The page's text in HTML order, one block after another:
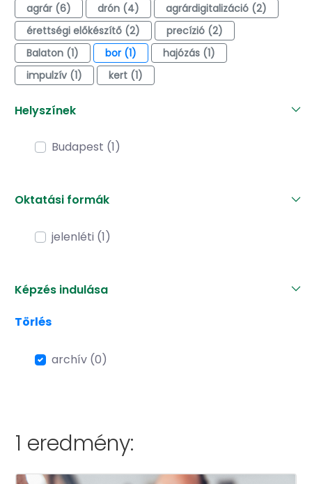
agrár (6) drón (4)
agrárdigitalizáció (2)
érettségi előkészítő (2)
precízió (2)
Balaton (1)
bor (1)
hajózás (1)
impulzív (1)
kert (1)
Helyszínek
Budapest (1)
Oktatási formák
jelenléti (1)
Képzés indulása
Törlés
archív (0)
1 eredmény: